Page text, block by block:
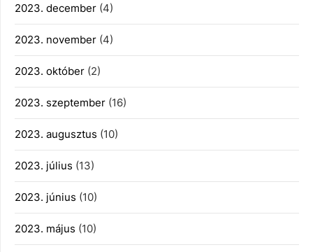
2023. december (4)
2023. november (4)
2023. október (2)
2023. szeptember (16)
2023. augusztus (10)
2023. július (13)
2023. június (10)
2023. május (10)